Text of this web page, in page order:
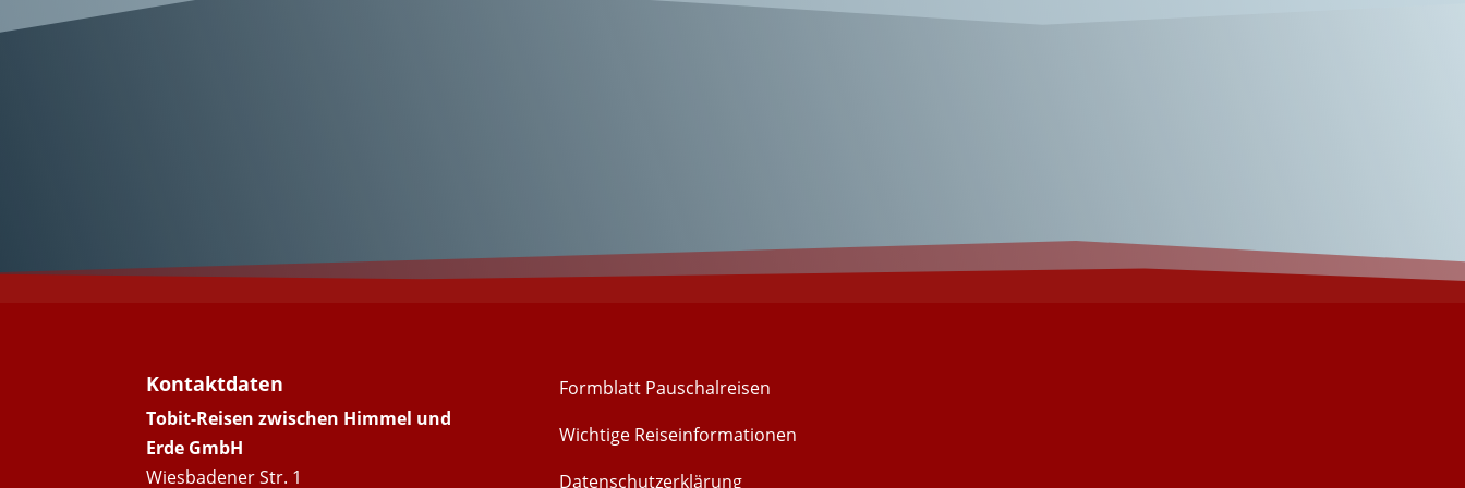
Kontaktdaten
Tobit-Reisen zwischen Himmel und
Erde GmbH
Wiesbadener Str. 1
Formblatt Pauschalreisen
Wichtige Reiseinformationen
Datenschutzerklärung